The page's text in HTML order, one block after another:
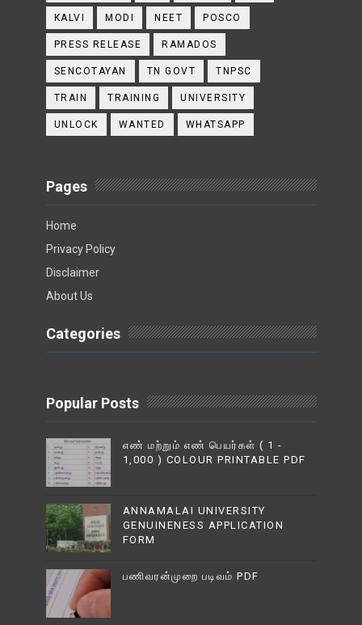
KALVI MODI NEET POSCO
PRESS RELEASE RAMADOS
SENCOTAYAN TN GOVT TNPSC
TRAIN TRAINING UNIVERSITY
UNLOCK WANTED WHATSAPP
Pages
Home
Privacy Policy
Disclaimer
About Us
Categories
Popular Posts
எண் மற்றும் எண் பெயர்கள் ( 1 -
1,000 ) COLOUR PRINTABLE PDF
ANNAMALAI UNIVERSITY
GENUINENESS APPLICATION
FORM
பணிவரன்முறை படிவம் PDF